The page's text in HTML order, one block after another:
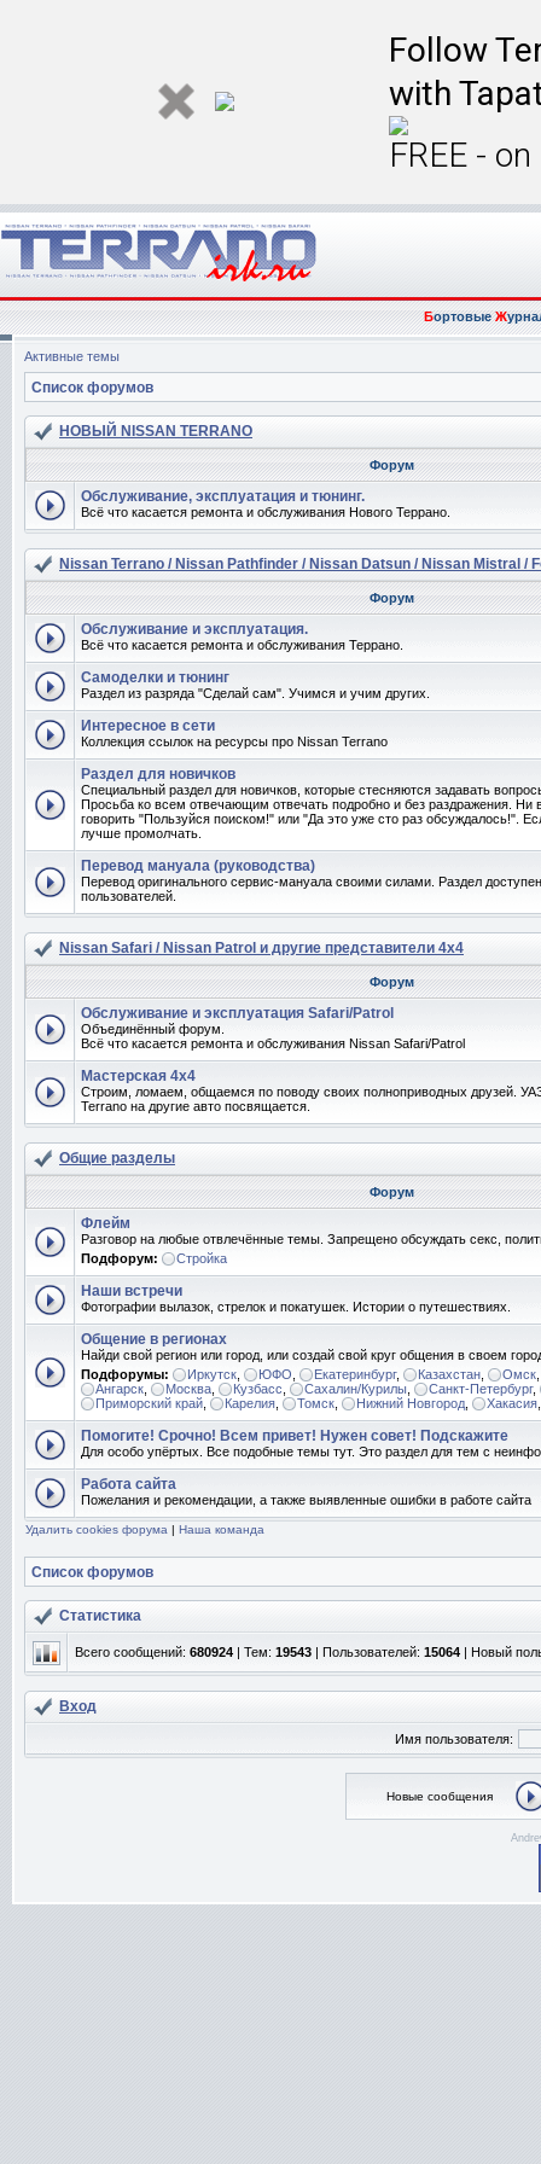
Follow
with
FREE -
БортовыеЖ
Активные темы
Список форумов
НОВЫЙ NISSAN TERRANO
Форум
Обслуживание, эксплуатация и тюнинг.
Всё что касается ремонта и обслуживания Нового Террано.
Nissan Terrano / Nissan Pathfinder / Nissan Datsun / Nissan Mistral /
Форум
Обслуживание и эксплуатация.
Всё что касается ремонта и обслуживания Террано.
Самоделки и тюнинг
Раздел из разряда "Сделай сам". Учимся и учим других.
Интересное в сети
Коллекция ссылок на ресурсы про Nissan Terrano
Раздел для новичков
Специальный раздел для новичков, которые стесняются задавать
Просьба ко всем отвечающим отвечать подробно и без раздражения. Ни
говорить "Пользуйся поиском!" или "Да это уже сто раз обсуждалось!".
лучше промолчать.
Перевод мануала (руководства)
Перевод оригинального сервис-мануала своими силами. Раздел
пользователей.
Nissan Safari / Nissan Patrol и другие представители 4x4
Форум
Обслуживание и эксплуатация Safari/Patrol
Объединённый форум.
Всё что касается ремонта и обслуживания Nissan Safari/Patrol
Мастерская 4x4
Строим, ломаем, общаемся по поводу своих полноприводных друзей.
Terrano на другие авто посвящается.
Общие разделы
Форум
Флейм
Разговор на любые отвлечённые темы. Запрещено обсуждать секс,
Подфорум:
Стройка
Наши встречи
Фотографии вылазок, стрелок и покатушек. Истории о путешествиях.
Общение в регионах
Найди свой регион или город, или создай свой круг общения в своем
Подфорумы:
Иркутск ЮФО Екатеринбург, Казахстан Омск
Ангарск
Москва Кузбасс Сахалин/Курилы Санкт-Петербург,
Приморский край
Карелия Томск Нижний Новгород Хакасия
Помогите! Срочно! Всем привет! Нужен совет! Подскажите
Для особо упёртых. Все подобные темы тут. Это раздел для тем с
Работа сайта
Пожелания и рекомендации, а также выявленные ошибки в работе сайта
Удалить cookies форума | Наша команда
Список форумов
Статистика
Всего сообщений: 680924 | Тем: 19543 | Пользователей: 15064 | Новый
Вход
Имя пользователя:
Новые сообщения